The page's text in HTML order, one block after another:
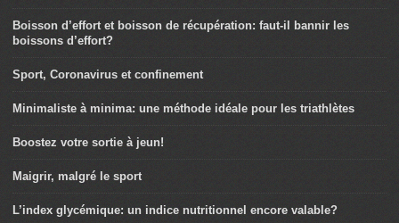
Boisson d’effort et boisson de récupération: faut-il bannir les
boissons d’effort?
Sport, Coronavirus et confinement
Minimaliste à minima: une méthode idéale pour les triathlètes
Boostez votre sortie à jeun!
Maigrir, malgré le sport
L’index glycémique: un indice nutritionnel encore valable?